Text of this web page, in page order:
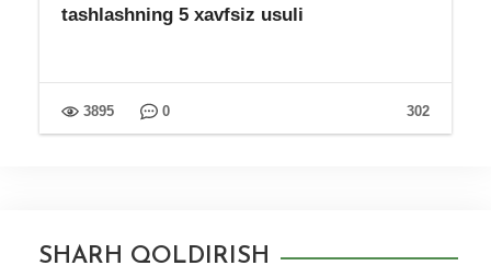
tashlashning 5 xavfsiz usuli
302
3895 0
SHARH QOLDIRISH